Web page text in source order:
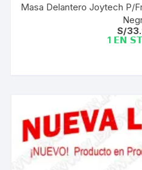
Masa Delantero Joytech P/
S/
1 𝗘𝗡